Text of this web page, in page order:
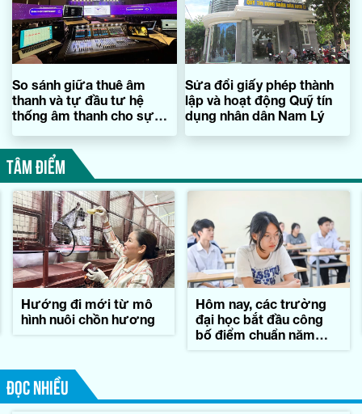
So sánh giữa thuê âm
thanh và tự đầu tư hệ
thống âm thanh cho sự
Sửa đổi giấy phép thành
lập và hoạt động Quỹ tín
dụng nhân dân Nam Lý
TÂM ĐIỂM
Hướng đi mới từ mô
hình nuôi chồn hương
Hôm nay, các trường
đại học bắt đầu công
bố điểm chuẩn năm
ĐỌC NHIỀU